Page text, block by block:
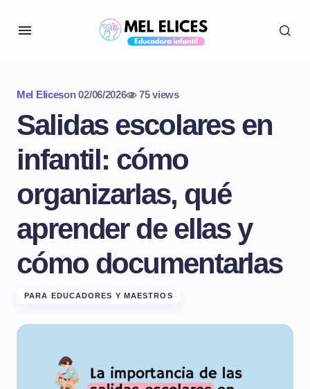
Mel Eliceson 02/06/2026 75 views
Salidas escolares en
infantil: cómo
organizarlas, qué
aprender de ellas y
cómo documentarlas
PARA EDUCADORES Y MAESTROS